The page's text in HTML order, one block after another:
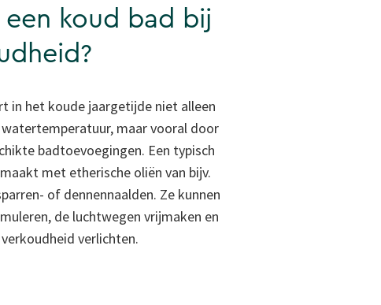
koud bad bij
in het koude jaargetijde niet alleen
maar vooral door
badtoevoegingen. Een typisch
met etherische oliën van bijv.
of dennennaalden. Ze kunnen
de luchtwegen vrijmaken en
verlichten.